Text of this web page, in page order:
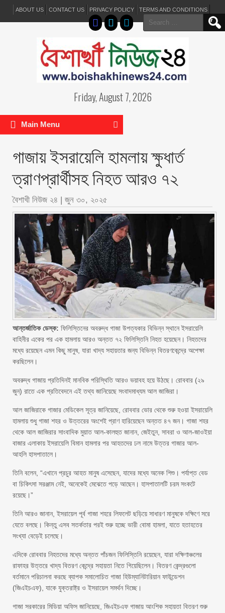
ABOUT US CONTACT US PRIVACY POLICY TERMS AND CONDITIONS
Search
for:
Friday, August 7, 2026
Main Menu
গাজায় ইসরায়েলি হামলায় ক্ষুধার্ত
ত্রাণপ্রার্থীসহ নিহত আরও ৭২
বৈশাখী নিউজ ২৪ | জুন ৩০, ২০২৫
আন্তর্জাতিক ডেস্ক: ফিলিস্তিনের অবরুদ্ধ গাজা উপত্যকার বিভিন্ন স্থানে ইসরায়েলি
বাহিনীর একের পর এক হামলায় আরও অন্তত ৭২ ফিলিস্তিনি নিহত হয়েছেন। নিহতদের
মধ্যে রয়েছেন এমন কিছু মানুষ, যারা খাদ্য সহায়তার জন্য বিভিন্ন বিতরণকেন্দ্রে অপেক্ষা
করছিলেন।
অবরুদ্ধ গাজায় প্রতিদিনই মানবিক পরিস্থিতি আরও ভয়াবহ হয়ে উঠছে। রোববার (২৯
জুন) রাতে এক প্রতিবেদনে এই তথ্য জানিয়েছে সংবাদমাধ্যম আল জাজিরা।
আল জাজিরাকে গাজার মেডিকেল সূত্র জানিয়েছে, রোববার ভোর থেকে শুরু হওয়া ইসরায়েলি
হামলায় শুধু গাজা শহর ও উত্তরের অংশেই প্রাণ হারিয়েছেন অন্তত ৪৭ জন। গাজা শহর
থেকে আল জাজিরার সাংবাদিক মুয়াত আল-কালহুত জানান, জেইতুন, সাবরা ও আল-জাওইয়া
বাজার এলাকায় ইসরায়েলি বিমান হামলার পর আহতদের ঢল নামে উত্তর গাজার আল-
আহলি হাসপাতালে।
তিনি বলেন, “এখানে প্রচুর আহত মানুষ এসেছেন, যাদের মধ্যে অনেক শিশু। পর্যাপ্ত বেড
বা চিকিৎসা সরঞ্জাম নেই, অনেকেই মেঝেতে পড়ে আছেন। হাসপাতালটি চরম সংকটে
রয়েছে।”
তিনি আরও জানান, ইসরায়েল পূর্ব গাজা শহরে লিফলেট ছড়িয়ে সাধারণ মানুষকে দক্ষিণে সরে
যেতে বলছে। কিন্তু এসব সতর্কতার পরই শুরু হচ্ছে ভারী বোমা হামলা, যাতে হতাহতের
সংখ্যা বেড়েই চলেছে।
এদিকে রোববার নিহতদের মধ্যে অন্তত পাঁচজন ফিলিস্তিনি রয়েছেন, যারা দক্ষিণাঞ্চলের
রাফাহর উত্তরে খাদ্য বিতরণ কেন্দ্রে সহায়তা নিতে গিয়েছিলেন। বিতরণ কেন্দ্রগুলো
বর্তমানে পরিচালনা করছে ব্যাপক সমালোচিত গাজা হিউম্যানিটারিয়ান ফাউন্ডেশন
(জিএইচএফ), যাকে যুক্তরাষ্ট্র ও ইসরায়েল সমর্থন দিচ্ছে।
গাজা সরকারের মিডিয়া অফিস জানিয়েছে, জিএইচএফ গাজায় আংশিক সহায়তা বিতরণ শুরু